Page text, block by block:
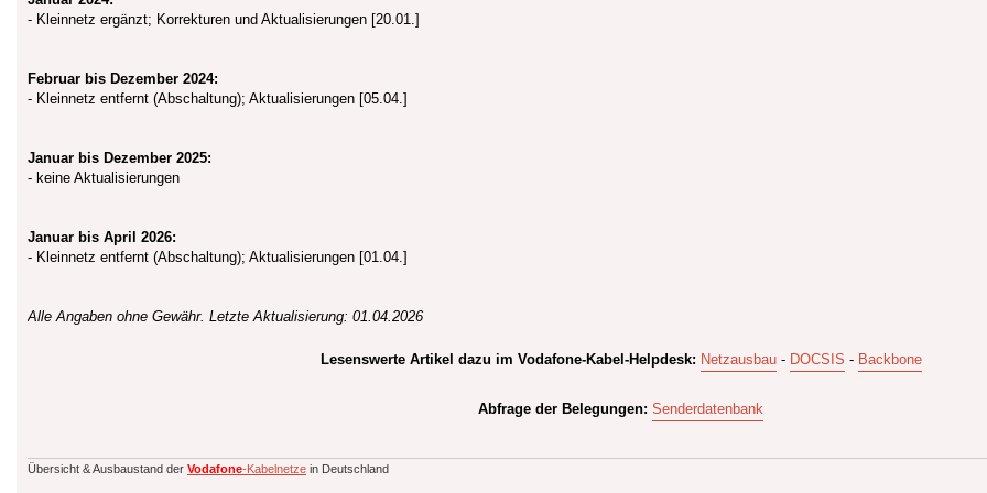
- Kleinnetz ergänzt; Korrekturen und Aktualisierungen [20.01.]
Februar bis Dezember 2024:
- Kleinnetz entfernt (Abschaltung); Aktualisierungen [05.04.]
Januar bis Dezember 2025:
- keine Aktualisierungen
Januar bis April 2026:
- Kleinnetz entfernt (Abschaltung); Aktualisierungen [01.04.]
Alle Angaben ohne Gewähr. Letzte Aktualisierung: 01.04.2026
Lesenswerte Artikel dazu im Vodafone-Kabel-Helpdesk: Netzausbau- DOCSIS - Backbone
Abfrage der Belegungen: Senderdatenbank
Übersicht & Ausbaustand der Vodafone-Kabelnetze in Deutschland